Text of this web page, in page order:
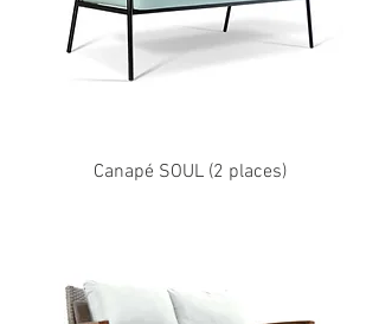
Canapé SOUL (2 places)